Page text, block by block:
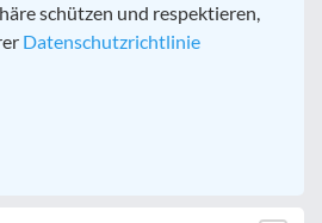
schützen und respektieren,
Datenschutzrichtlinie